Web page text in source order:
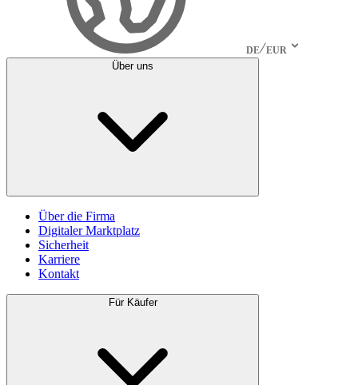
DE EUR
Über uns
Über die Firma
Digitaler Marktplatz
Sicherheit
Karriere
Kontakt
Für Käufer